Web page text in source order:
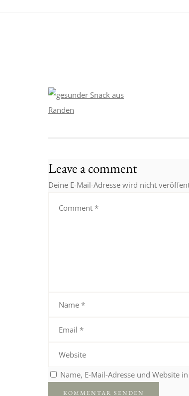
Leave a comment
Deine E-Mail-Adresse wird nicht
Name, E-Mail-Adresse und Website